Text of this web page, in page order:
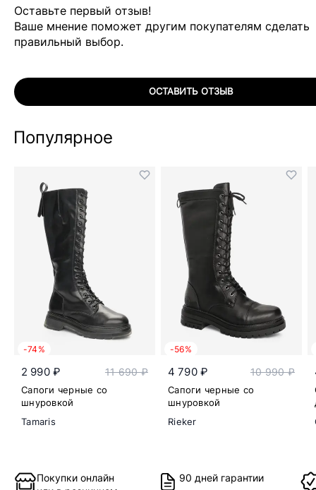
Оставьте первый отзыв!
Ваше мнение поможет другим покупателям сделать
правильный выбор.
ОСТАВИТЬ ОТЗЫВ
Популярное
-74%
2 990 ₽ 11 690 ₽
Сапоги черные со
шнуровкой
Tamaris
-56%
4 790 ₽ 10 990 ₽
Сапоги черные со
шнуровкой
Rieker
Покупки онлайн
90 дней гарантии